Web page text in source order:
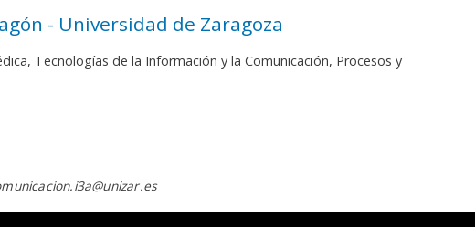
- Universidad de Zaragoza
Tecnologías de la Información y la Comunicación, Procesos y